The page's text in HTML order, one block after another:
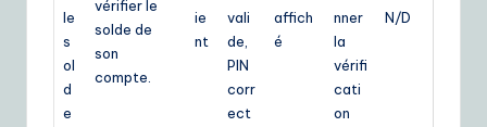
le
s
ol
d
e
vérifier le
solde de
son
compte.
ie
nt
vali
de,
PIN
corr
ect
affich
é
nner
la
vérifi
cati
on
N/D